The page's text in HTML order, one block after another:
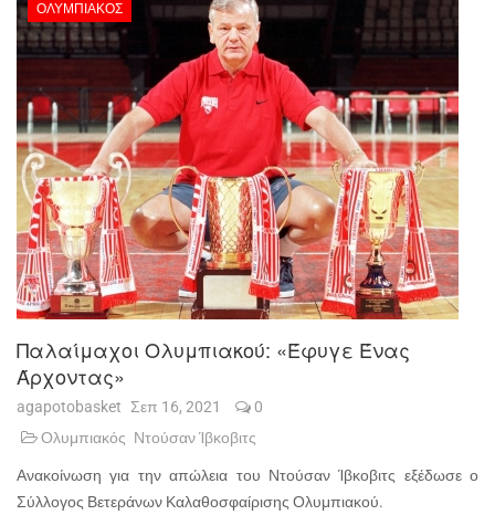
ΟΛΥΜΠΙΑΚΌΣ
Παλαίμαχοι Ολυμπιακού: «Έφυγε Ένας
Άρχοντας»
agapotobasket Σεπ 16, 2021
0
Ολυμπιακός Ντούσαν Ίβκοβιτς
Ανακοίνωση για την απώλεια του Ντούσαν Ίβκοβιτς εξέδωσε ο
Σύλλογος Βετεράνων Καλαθοσφαίρισης Ολυμπιακού.